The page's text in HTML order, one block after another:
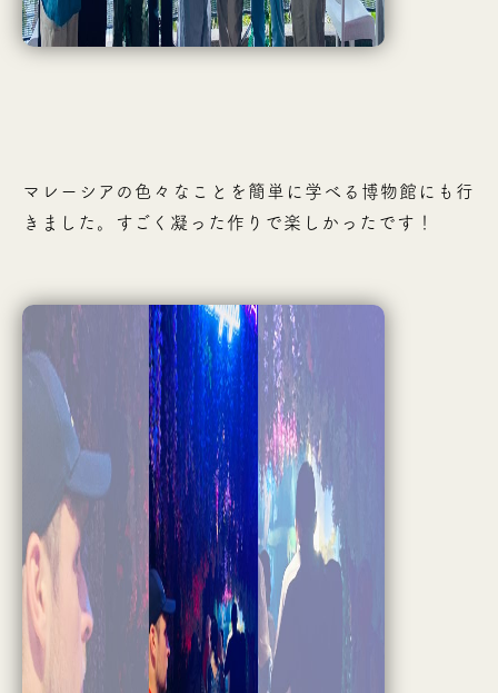
マレーシアの色々なことを簡単に学べる博物館にも行
きました。すごく凝った作りで楽しかったです！